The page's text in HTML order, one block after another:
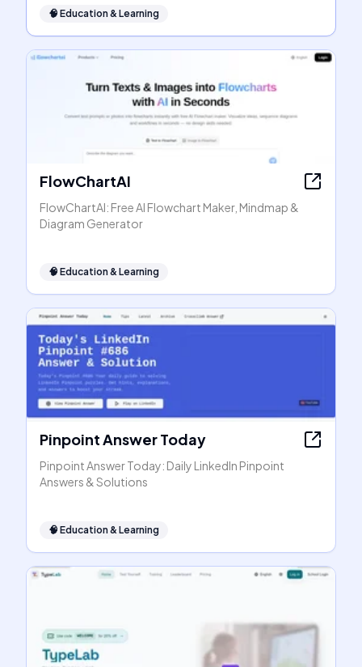
🧠 Education & Learning
FlowChartAI
FlowChartAI: Free AI Flowchart Maker, Mindmap &
Diagram Generator
🧠 Education & Learning
Pinpoint Answer Today
Pinpoint Answer Today: Daily LinkedIn Pinpoint
Answers & Solutions
🧠 Education & Learning